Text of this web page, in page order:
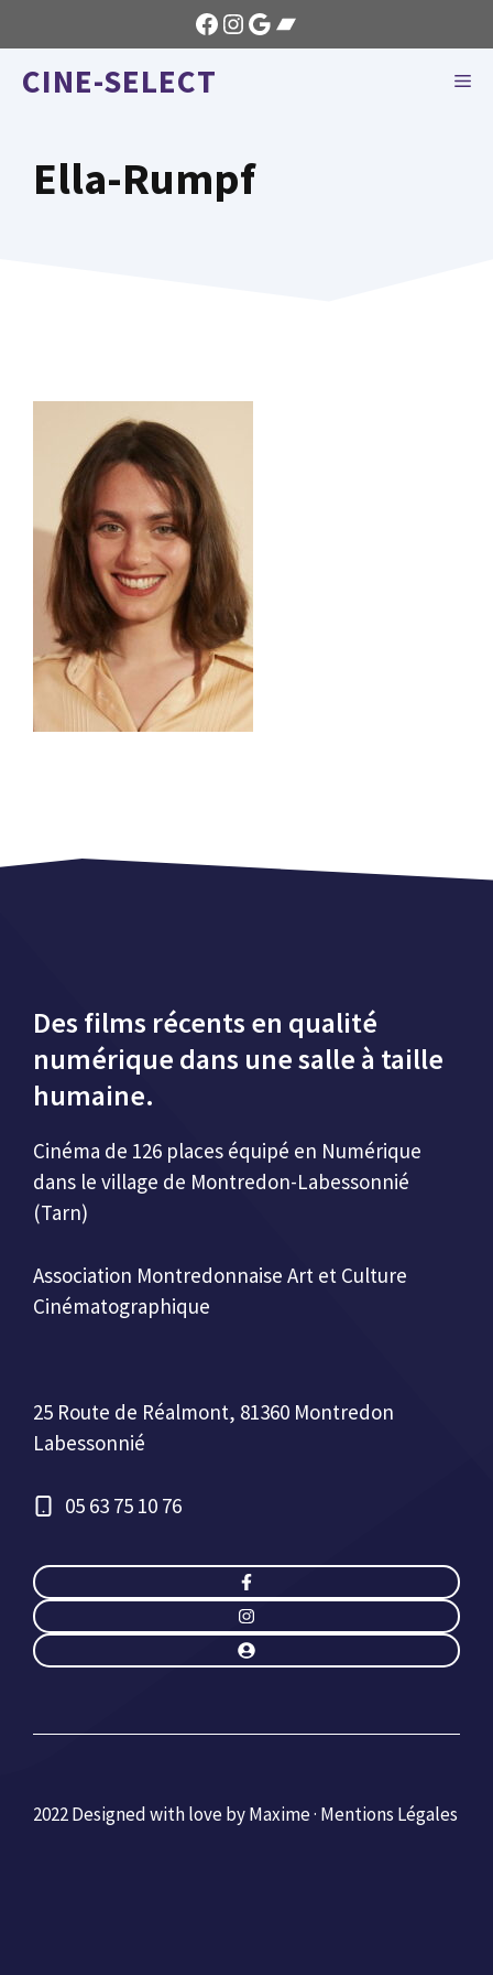
au
contenu
Facebook
Instagram
GoogleBandcamp
CINE-SELECT
Ella-Rumpf
Des films récents en qualité
numérique dans une salle à taille
humaine.
Cinéma de 126 places équipé en Numérique
dans le village de Montredon-Labessonnié
(Tarn)
Association Montredonnaise Art et Culture
Cinématographique
25 Route de Réalmont, 81360 Montredon
Labessonnié
05 63 75 10 76
2022 Designed with love by Maxime · Mentions Légales